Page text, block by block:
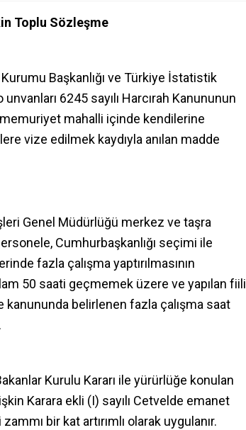
Toplu Sözleşme
Başkanlığı ve Türkiye İstatistik
6245 sayılı Harcırah Kanununun
mahalli içinde kendilerine
vize edilmek kaydıyla anılan madde
Genel Müdürlüğü merkez ve taşra
Cumhurbaşkanlığı seçimi ile
fazla çalışma yaptırılmasının
50 saati geçmemek üzere ve yapılan fiili
kanununda belirlenen fazla çalışma saat
Kurulu Kararı ile yürürlüğe konulan
Karara ekli (I) sayılı Cetvelde emanet
bir kat artırımlı olarak uygulanır.